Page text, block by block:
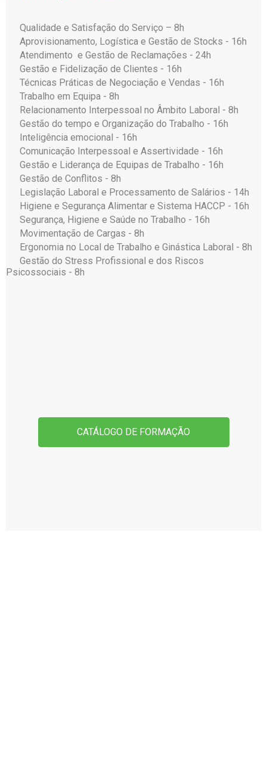
CATÁLOGO DE FORMAÇÃO
Qualidade e Satisfação do Serviço – 8h
Aprovisionamento, Logística e Gestão de Stocks - 16h
Atendimento e Gestão de Reclamações - 24h
Gestão e Fidelização de Clientes - 16h
Técnicas Práticas de Negociação e Vendas - 16h
Trabalho em Equipa - 8h
Relacionamento Interpessoal no Âmbito Laboral - 8h
Gestão do tempo e Organização do Trabalho - 16h
Inteligência emocional - 16h
Comunicação Interpessoal e Assertividade - 16h
Gestão e Liderança de Equipas de Trabalho - 16h
Gestão de Conflitos - 8h
Legislação Laboral e Processamento de Salários - 14h
Higiene e Segurança Alimentar e Sistema HACCP - 16h
Segurança, Higiene e Saúde no Trabalho - 16h
Movimentação de Cargas - 8h
Ergonomia no Local de Trabalho e Ginástica Laboral - 8h
Gestão do Stress Profissional e dos Riscos
Psicossociais - 8h